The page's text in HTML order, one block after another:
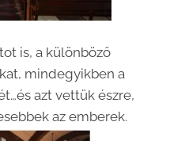
is, a különböző
mindegyikben a
azt vettük észre,
az emberek.